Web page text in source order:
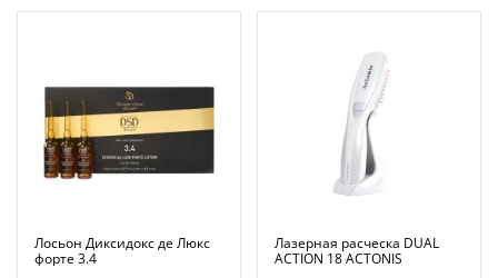
Лосьон Диксидокс де Люкс
форте 3.4
Лазерная расческа DUAL
ACTION 18 ACTONIS